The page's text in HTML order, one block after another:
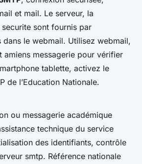
et mail. Le serveur, la
sont fournis par
dans le webmail. Utilisez webmail,
amiens messagerie pour vérifier
tablette, activez le
de l’Education Nationale.
ou messagerie académique
technique du service
des identifiants, contrôle
smtp. Référence nationale